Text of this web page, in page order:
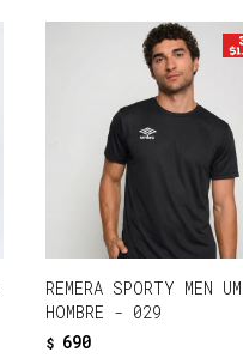
REMERA SPORTY MEN
HOMBRE - 029
$ 690